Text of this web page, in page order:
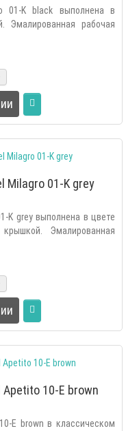
01-K black выполнена в
Эмалированная рабочая
Milagro 01-K grey
K grey выполнена в цвете
Эмалированная
10-E brown
E brown в классическом